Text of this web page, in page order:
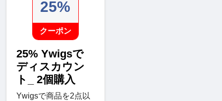
25%
クーポン
25% Ywigsで
ディスカウン
ト_ 2個購入
Ywigsで商品を2点以